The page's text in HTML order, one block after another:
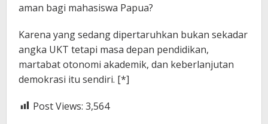
aman bagi mahasiswa Papua?
Karena yang sedang dipertaruhkan bukan sekadar
angka UKT tetapi masa depan pendidikan,
martabat otonomi akademik, dan keberlanjutan
demokrasi itu sendiri. [*]
Post Views: 3,564